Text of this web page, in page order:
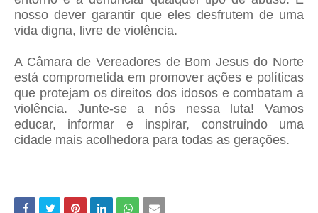
nosso dever garantir que eles desfrutem de uma
vida digna, livre de violência.
A Câmara de Vereadores de Bom Jesus do Norte
está comprometida em promover ações e políticas
que protejam os direitos dos idosos e combatam a
violência. Junte-se a nós nessa luta! Vamos
educar, informar e inspirar, construindo uma
cidade mais acolhedora para todas as gerações.